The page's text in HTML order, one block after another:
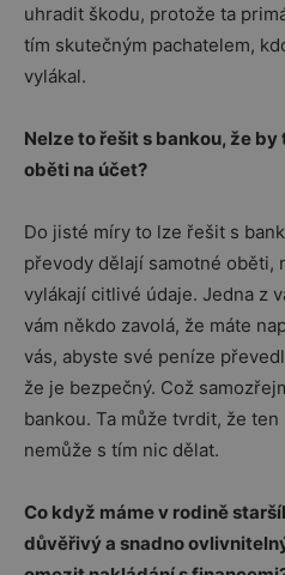
uhradit škodu, protože ta
tím skutečným pachatelem,
vylákal.
Nelze to řešit s bankou, že
oběti na účet?
Do jisté míry to lze řešit s
převody dělají samotné oběti,
vylákají citlivé údaje. Jedna z
vám někdo zavolá, že máte
vás, abyste své peníze
že je bezpečný. Což
bankou. Ta může tvrdit, že
nemůže s tím nic dělat.
Co když máme v rodině
důvěřivý a snadno